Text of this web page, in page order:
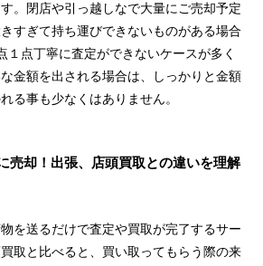
。閉店や引っ越しなで大量にご売却予定
すぎて持ち運びできないものがある場合
１点丁寧に査定ができないケースが多く
金額を出される場合は、しっかりと金額
る事も少なくはありません。
売却！出張、店頭買取との違いを理解
を送るだけで査定や買取が完了するサー
取と比べると、買い取ってもらう際の来